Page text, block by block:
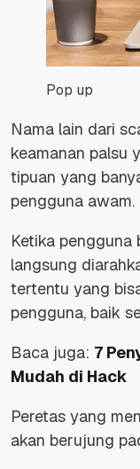
Pop up
Nama lain dari
keamanan palsu
tipuan yang
pengguna awam.
Ketika pengguna
langsung
tertentu yang
pengguna, baik
Baca juga: 7
Mudah di Hack
Peretas yang
akan berujung